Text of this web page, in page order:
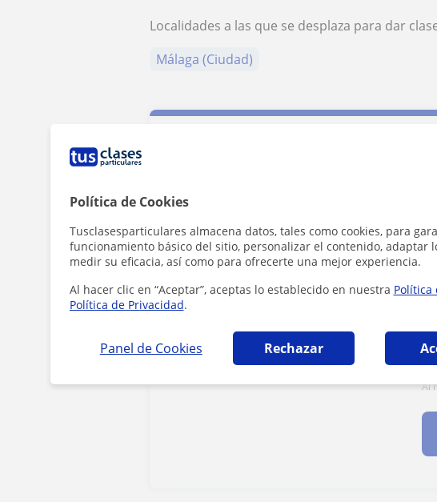
Política de Cookies
Tusclasesparticulares almacena datos, tales como cookies, para
funcionamiento básico del sitio, personalizar el contenido, adaptar
medir su eficacia, así como para ofrecerte una mejor experiencia.
Al hacer clic en “Aceptar”, aceptas lo establecido en nuestra Política
Política de Privacidad.
Panel de Cookies Rechazar
Localidades a las que se desplaza para dar
Málaga (Ciudad)
Tarifa 10€/h
1ª clase gratis
Al